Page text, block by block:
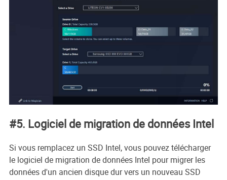
#5. Logiciel de migration de données Intel
Si vous remplacez un SSD Intel, vous pouvez télécharger
le logiciel de migration de données Intel pour migrer les
données d'un ancien disque dur vers un nouveau SSD